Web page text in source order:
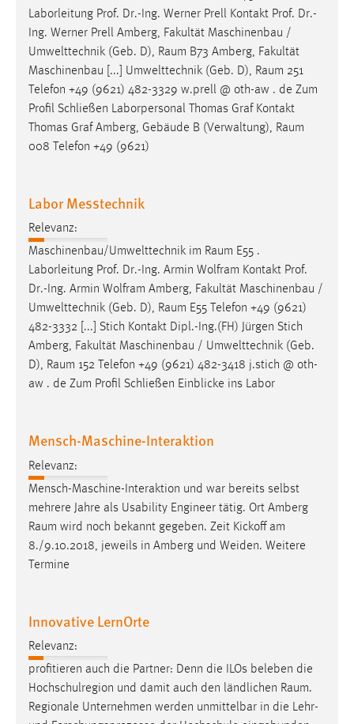
Laborleitung Prof. Dr.-Ing. Werner Prell Kontakt Prof. Dr.-
Ing. Werner Prell Amberg, Fakultät Maschinenbau /
Umwelttechnik (Geb. D), Raum B73 Amberg, Fakultät
Maschinenbau [...] Umwelttechnik (Geb. D), Raum 251
Telefon +49 (9621) 482-3329 w.prell @ oth-aw . de Zum
Profil Schließen Laborpersonal Thomas Graf Kontakt
Thomas Graf Amberg, Gebäude B (Verwaltung), Raum
008 Telefon +49 (9621)
Labor Messtechnik
Relevanz:
Maschinenbau/Umwelttechnik im Raum E55 .
Laborleitung Prof. Dr.-Ing. Armin Wolfram Kontakt Prof.
Dr.-Ing. Armin Wolfram Amberg, Fakultät Maschinenbau /
Umwelttechnik (Geb. D), Raum E55 Telefon +49 (9621)
482-3332 [...] Stich Kontakt Dipl.-Ing.(FH) Jürgen Stich
Amberg, Fakultät Maschinenbau / Umwelttechnik (Geb.
D), Raum 152 Telefon +49 (9621) 482-3418 j.stich @ oth-
aw . de Zum Profil Schließen Einblicke ins Labor
Mensch-Maschine-Interaktion
Relevanz:
Mensch-Maschine-Interaktion und war bereits selbst
mehrere Jahre als Usability Engineer tätig. Ort Amberg
Raum wird noch bekannt gegeben. Zeit Kickoff am
8./9.10.2018, jeweils in Amberg und Weiden. Weitere
Termine
Innovative LernOrte
Relevanz:
profitieren auch die Partner: Denn die ILOs beleben die
Hochschulregion und damit auch den ländlichen Raum.
Regionale Unternehmen werden unmittelbar in die Lehr-
Name:
Zweck:
Für performante Seitenauslieferung wird in diesem Cookie
gespeichert, ob man eingeloggt ist.
Sprachpräferenz
Zweck:
Das Cookie speichert die gewählte Sprache der Website.
Cookie Laufzeit:
30 Tage
Chat
Name:
MibewSessionID, MIBEW_UserID, mibew_locale, mibew-
chat-frame-style-5e9dbeb1811c0446
Wird benötigt um die Chatfunktion nutzen zu können.
Cookie Laufzeit:
MibewSessionID, mibew-chat-frame-style-
Jahre, MIBEW_UserID = 1 Jahr
Login
Dieser Cookie ist notwendig um sich an der Website
einloggen zu können.
Cookie Laufzeit:
24 Stunden